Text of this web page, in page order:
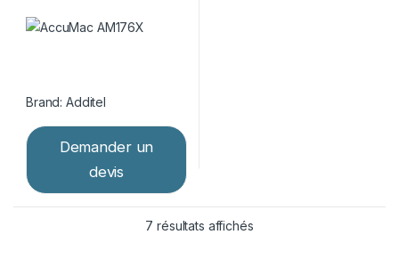
Brand:Additel
Demander un
devis
7 résultats affichés